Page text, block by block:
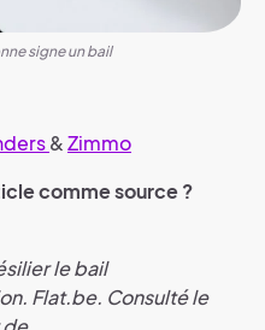
signe un bail
&Zimmo
comme source ?
le bail
Flat.be. Consulté le